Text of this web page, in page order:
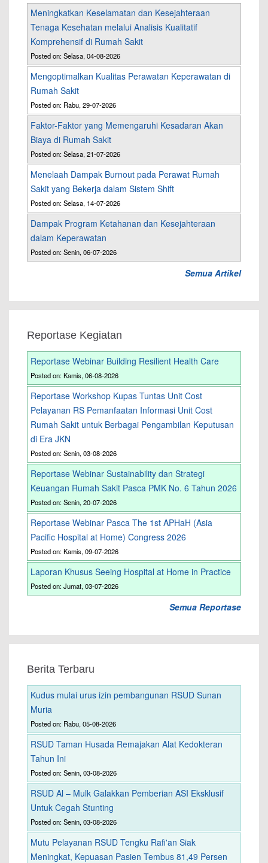
Meningkatkan Keselamatan dan Kesejahteraan
Tenaga Kesehatan melalui Analisis Kualitatif
Komprehensif di Rumah Sakit
Posted on: Selasa, 04-08-2026
Mengoptimalkan Kualitas Perawatan Keperawatan di
Rumah Sakit
Posted on: Rabu, 29-07-2026
Faktor-Faktor yang Memengaruhi Kesadaran Akan
Biaya di Rumah Sakit
Posted on: Selasa, 21-07-2026
Menelaah Dampak Burnout pada Perawat Rumah
Sakit yang Bekerja dalam Sistem Shift
Posted on: Selasa, 14-07-2026
Dampak Program Ketahanan dan Kesejahteraan
dalam Keperawatan
Posted on: Senin, 06-07-2026
Semua Artikel
Reportase Kegiatan
Reportase Webinar Building Resilient Health Care
Posted on: Kamis, 06-08-2026
Reportase Workshop Kupas Tuntas Unit Cost
Pelayanan RS Pemanfaatan Informasi Unit Cost
Rumah Sakit untuk Berbagai Pengambilan Keputusan
di Era JKN
Posted on: Senin, 03-08-2026
Reportase Webinar Sustainability dan Strategi
Keuangan Rumah Sakit Pasca PMK No. 6 Tahun 2026
Posted on: Senin, 20-07-2026
Reportase Webinar Pasca The 1st APHaH (Asia
Pacific Hospital at Home) Congress 2026
Posted on: Kamis, 09-07-2026
Laporan Khusus Seeing Hospital at Home in Practice
Posted on: Jumat, 03-07-2026
Semua Reportase
Berita Terbaru
Kudus mulai urus izin pembangunan RSUD Sunan
Muria
Posted on: Rabu, 05-08-2026
RSUD Taman Husada Remajakan Alat Kedokteran
Tahun Ini
Posted on: Senin, 03-08-2026
RSUD Al – Mulk Galakkan Pemberian ASI Eksklusif
Untuk Cegah Stunting
Posted on: Senin, 03-08-2026
Mutu Pelayanan RSUD Tengku Rafi'an Siak
Meningkat, Kepuasan Pasien Tembus 81,49 Persen